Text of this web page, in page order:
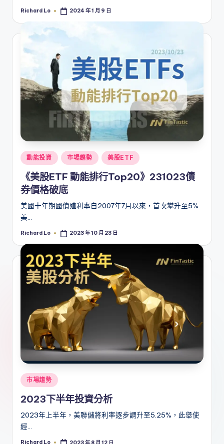
Posted
Richard Lo 2024 年 1 月 9 日
Posted
in
動能投資 市場趨勢 美股ETF
《美股ETF 動能排行Top20》231023債
券價格破底
美國十年期國債殖利率自2007年7月以來，首次攀升至5%
美…
Posted
Richard Lo 2023 年 10 月 23 日
Posted
in
市場趨勢
2023下半年投資分析
2023年上半年，美聯儲將利率逐步調升至5.25%，此舉使
經…
Richard Lo 2023 年 8 月 12 日